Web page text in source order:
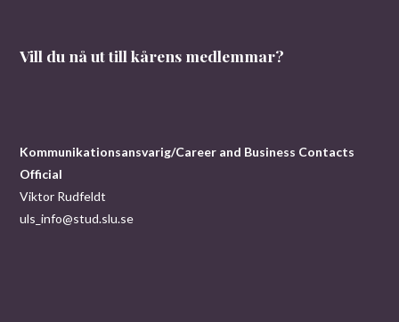
Vill du nå ut till kårens medlemmar?
Kommunikationsansvarig/Career and Business Contacts
Official
Viktor Rudfeldt
uls_info@stud.slu.se